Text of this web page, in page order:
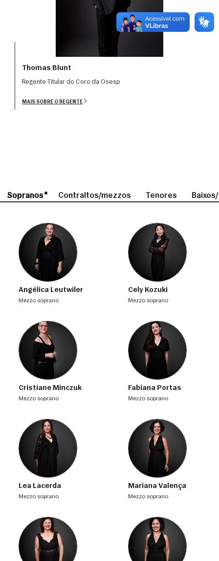
Thomas Blunt
Regente Titular do Coro da Osesp
MAIS SOBRE O REGENTE
Sopranos Contraltos/mezzos Tenores
Angélica Leutwiler
mezzo soprano
Cely Kozuki
mezzo soprano
Cristiane Minczuk
mezzo soprano
Fabiana Portas
mezzo soprano
Lea Lacerda
mezzo soprano
Mariana Valença
mezzo soprano